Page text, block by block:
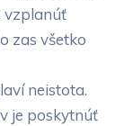
vzplanúť
zas všetko
neistota.
je poskytnúť